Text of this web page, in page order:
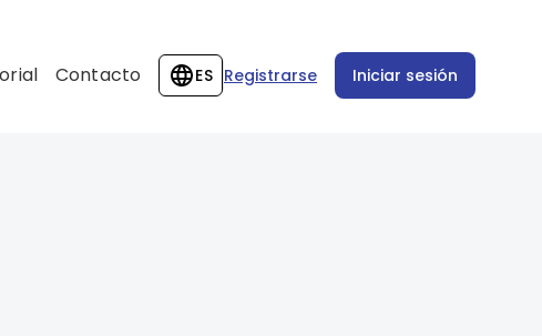
Contacto ES Registrarse Iniciar sesión